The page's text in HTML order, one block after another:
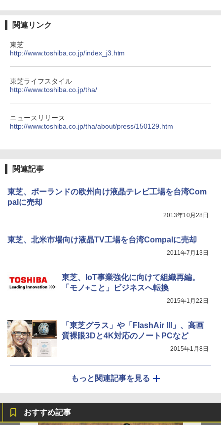
関連リンク
東芝
http://www.toshiba.co.jp/index_j3.htm
東芝ライフスタイル
http://www.toshiba.co.jp/tha/
ニュースリリース
http://www.toshiba.co.jp/tha/about/press/150129.htm
関連記事
東芝、ポーランドの欧州向け液晶テレビ工場を台湾Com
palに売却
2013年10月28日
東芝、北米市場向け液晶TV工場を台湾Compalに売却
2011年7月13日
東芝、IoT事業強化に向けて組織再編。
「モノ+こと」ビジネスへ転換
2015年1月22日
「東芝グラス」や「FlashAir III」、高画
質裸眼3Dと4K対応のノートPCなど
2015年1月8日
もっと関連記事を見る
おすすめ記事